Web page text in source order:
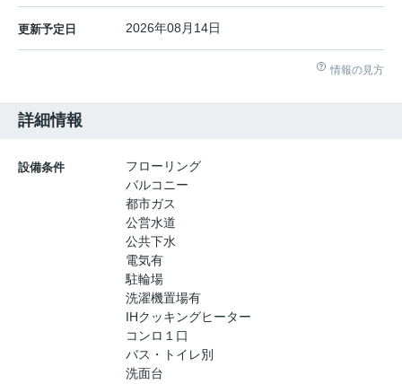
更新予定日 2026年08月14日
情報の見方
詳細情報
設備条件
フローリング
バルコニー
都市ガス
公営水道
公共下水
電気有
駐輪場
洗濯機置場有
IHクッキングヒーター
コンロ１口
バス・トイレ別
洗面台